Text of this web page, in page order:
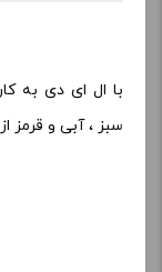
با ال ای دی به
سبز ، آبی و قرمز